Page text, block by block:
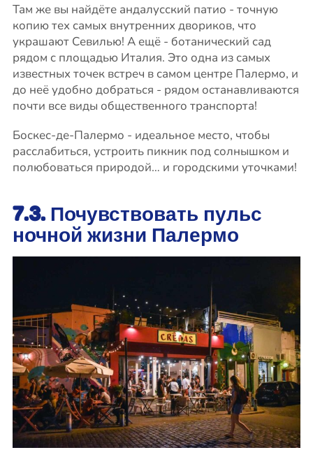
Там же вы найдёте андалусский патио - точную
копию тех самых внутренних двориков, что
украшают Севилью! А ещё - ботанический сад
рядом с площадью Италия. Это одна из самых
известных точек встреч в самом центре Палермо, и
до неё удобно добраться - рядом останавливаются
почти все виды общественного транспорта!
Боскес-де-Палермо - идеальное место, чтобы
расслабиться, устроить пикник под солнышком и
полюбоваться природой… и городскими уточками!
7.3. Почувствовать пульс
ночной жизни Палермо